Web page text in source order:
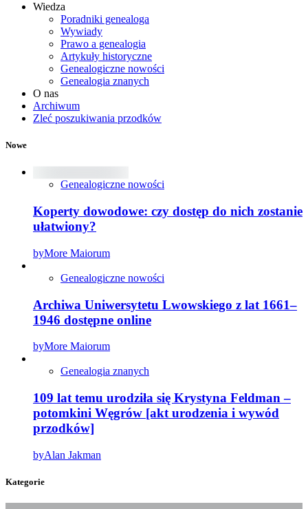
Wiedza
Poradniki genealoga
Wywiady
Prawo a genealogia
Artykuły historyczne
Genealogiczne nowości
Genealogia znanych
O nas
Archiwum
Zleć poszukiwania przodków
Nowe
Genealogiczne nowości
Koperty dowodowe: czy dostęp do nich zostanie
ułatwiony?
byMore Maiorum
Genealogiczne nowości
Archiwa Uniwersytetu Lwowskiego z lat 1661–
1946 dostępne online
byMore Maiorum
Genealogia znanych
109 lat temu urodziła się Krystyna Feldman –
potomkini Węgrów [akt urodzenia i wywód
przodków]
byAlan Jakman
Kategorie